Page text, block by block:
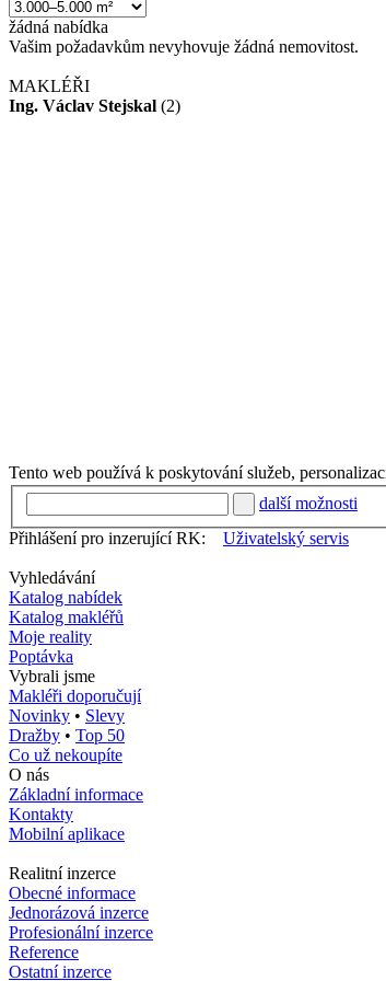
žádná nabídka
Vašim požadavkům nevyhovuje žádná nemovitost.
MAKLÉŘI
Ing. Václav Stejskal (2)
Tento web používá k poskytování služeb,
další možnosti
Přihlášení pro inzerující RK:
Uživatelský servis
Vyhledávání
Katalog nabídek
Katalog makléřů
Moje reality
Poptávka
Vybrali jsme
Makléři doporučují
Novinky • Slevy
Dražby • Top 50
Co už nekoupíte
O nás
Základní informace
Kontakty
Mobilní aplikace
Realitní inzerce
Obecné informace
Jednorázová inzerce
Profesionální inzerce
Reference
Ostatní inzerce